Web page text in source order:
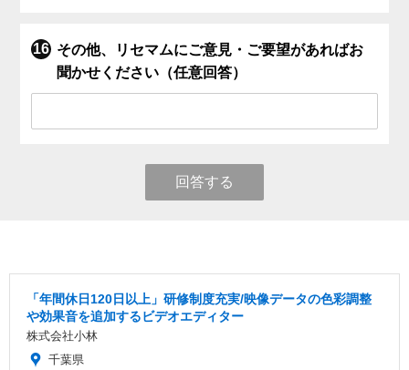
その他、リセマムにご意見・ご要望があればお
聞かせください（任意回答）
回答する
「年間休日120日以上」研修制度充実/映像データの色彩調整
や効果音を追加するビデオエディター
株式会社小林
千葉県